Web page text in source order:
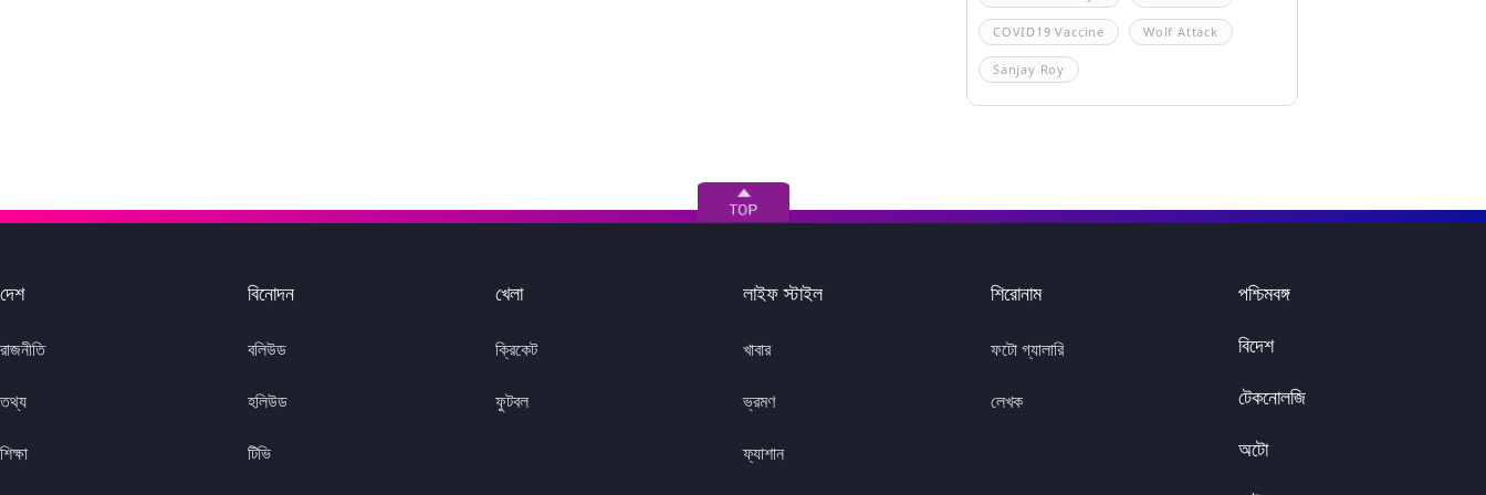
COVID19 Vaccine Wolf Attack
Sanjay Roy
দেশ
রাজনীতি
তথ্য
শিক্ষা
বিনোদন
বলিউড
হলিউড
টিভি
খেলা
ক্রিকেট
ফুটবল
লাইফ স্টাইল
খাবার
ভ্রমণ
ফ্যাশান
শিরোনাম
ফটো গ্যালারি
লেখক
পশ্চিমবঙ্গ
বিদেশ
টেকনোলজি
অটো